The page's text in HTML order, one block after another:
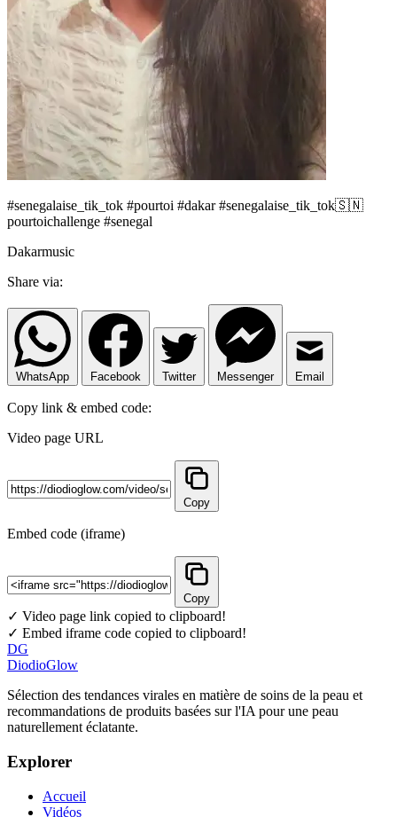
#senegalaise_tik_tok #pourtoi #dakar #senegalaise_tik_tok🇸🇳
pourtoichallenge #senegal
Dakarmusic
Share via:
WhatsApp Facebook Twitter Messenger Email
Copy link & embed code:
Video page URL
Copy
Embed code (iframe)
Copy
✓ Video page link copied to clipboard!
✓ Embed iframe code copied to clipboard!
DG
DiodioGlow
Sélection des tendances virales en matière de soins de la peau et
recommandations de produits basées sur l'IA pour une peau
naturellement éclatante.
Explorer
Accueil
Vidéos